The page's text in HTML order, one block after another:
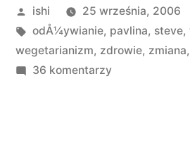
Opublikowane
przez
ishi 25 września, 2006
Tagi:
odÅ¼ywianie, pavlina, steve,
wegetarianizm, zdrowie, zmiana,
36 komentarzydo